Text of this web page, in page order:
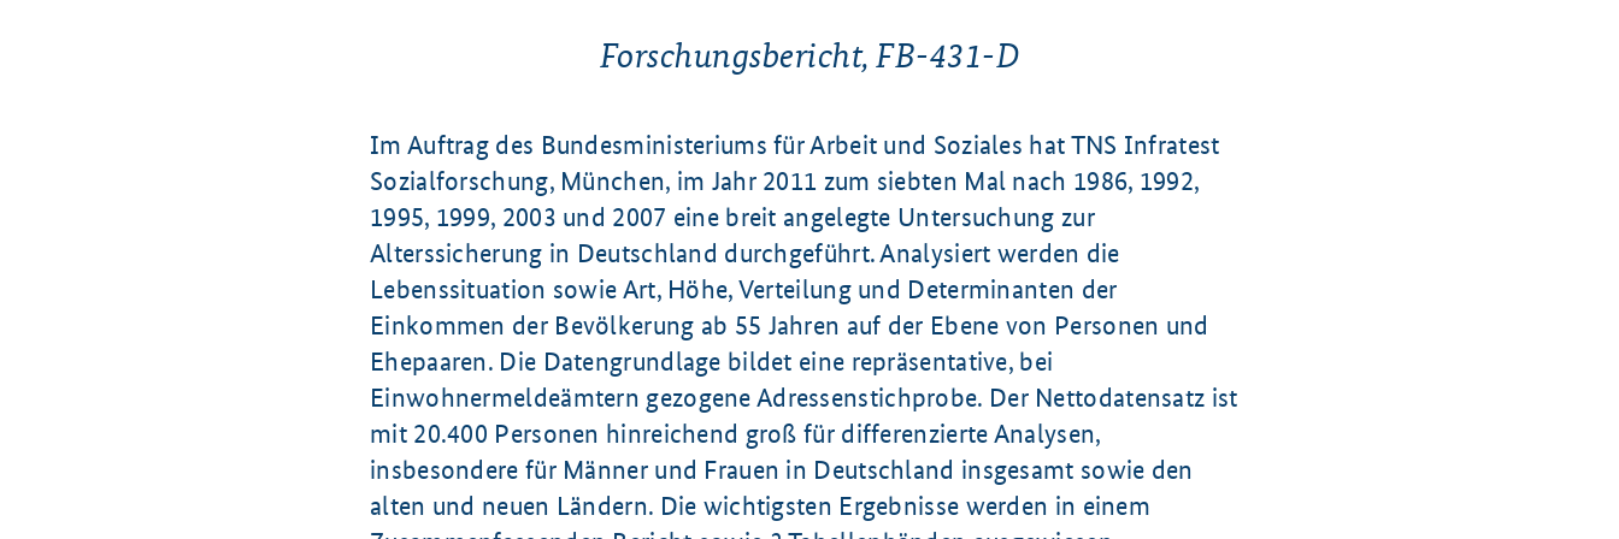
Forschungsbericht, FB-431-D
Im Auftrag des Bundesministeriums für Arbeit und Soziales hat TNS Infratest
Sozialforschung, München, im Jahr 2011 zum siebten Mal nach 1986, 1992,
1995, 1999, 2003 und 2007 eine breit angelegte Untersuchung zur
Alterssicherung in Deutschland durchgeführt. Analysiert werden die
Lebenssituation sowie Art, Höhe, Verteilung und Determinanten der
Einkommen der Bevölkerung ab 55 Jahren auf der Ebene von Personen und
Ehepaaren. Die Datengrundlage bildet eine repräsentative, bei
Einwohnermeldeämtern gezogene Adressenstichprobe. Der Nettodatensatz ist
mit 20.400 Personen hinreichend groß für differenzierte Analysen,
insbesondere für Männer und Frauen in Deutschland insgesamt sowie den
alten und neuen Ländern. Die wichtigsten Ergebnisse werden in einem